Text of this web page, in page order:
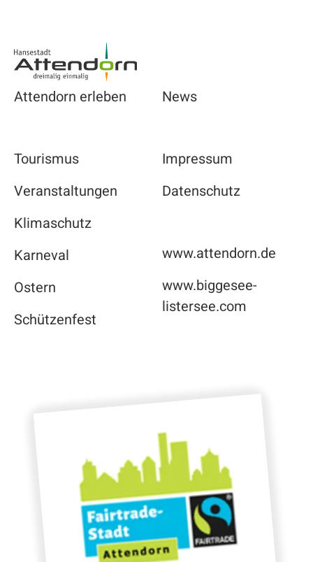
Attendorn erleben
Tourismus
Veranstaltungen
Klimaschutz
Karneval
Ostern
Schützenfest
News
Impressum
Datenschutz
www.attendorn.de
www.biggesee-
listersee.com